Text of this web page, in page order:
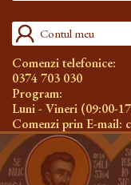
Contul meu
Comenzi telefonice:
0374 703 030
Program:
Luni - Vineri (09:00-
Comenzi prin E-mail: